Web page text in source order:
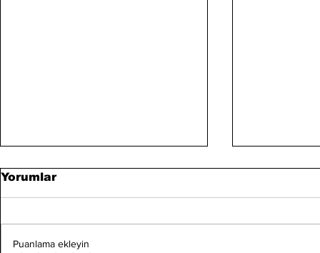
Yorumlar
Puanlama ekleyin